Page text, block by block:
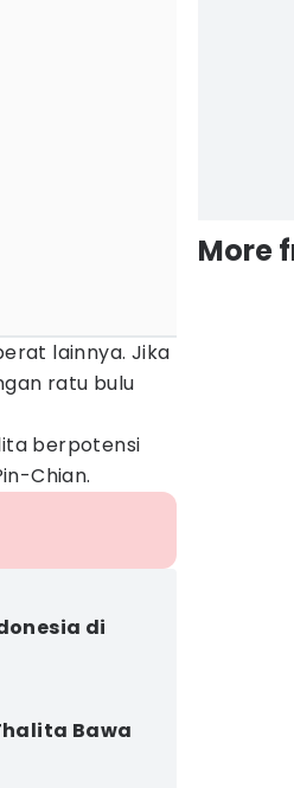
lainnya. Jika
ratu bulu
berpotensi
Chian.
di
Bawa
More